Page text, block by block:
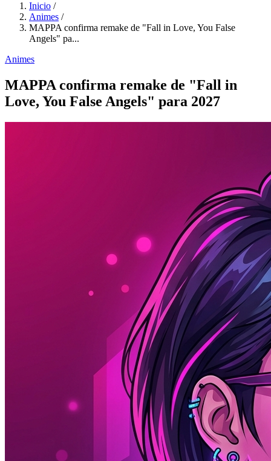
Inicio /
Animes /
MAPPA confirma remake de "Fall in Love, You False
Angels" pa...
Animes
MAPPA confirma remake de "Fall in
Love, You False Angels" para 2027